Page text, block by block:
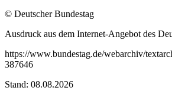
© Deutscher Bundestag
Ausdruck aus dem Internet-Angebot des
https://www.bundestag.de/webarchiv/
387646
Stand: 08.08.2026